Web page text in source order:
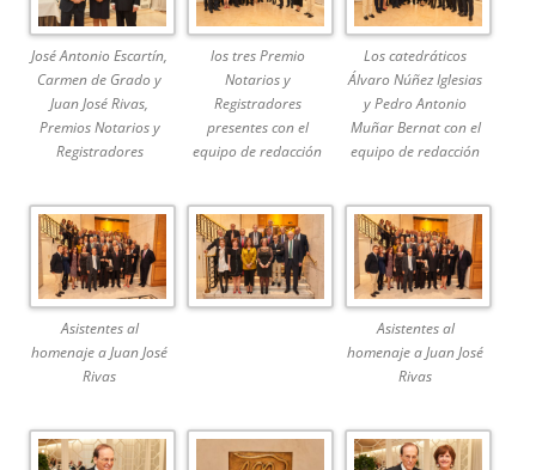
José Antonio Escartín,
Carmen de Grado y
Juan José Rivas,
Premios Notarios y
Registradores
los tres Premio
Notarios y
Registradores
presentes con el
equipo de redacción
Los catedráticos
Álvaro Núñez Iglesias
y Pedro Antonio
Muñar Bernat con el
equipo de redacción
Asistentes al
homenaje a Juan José
Rivas
Asistentes al
homenaje a Juan José
Rivas